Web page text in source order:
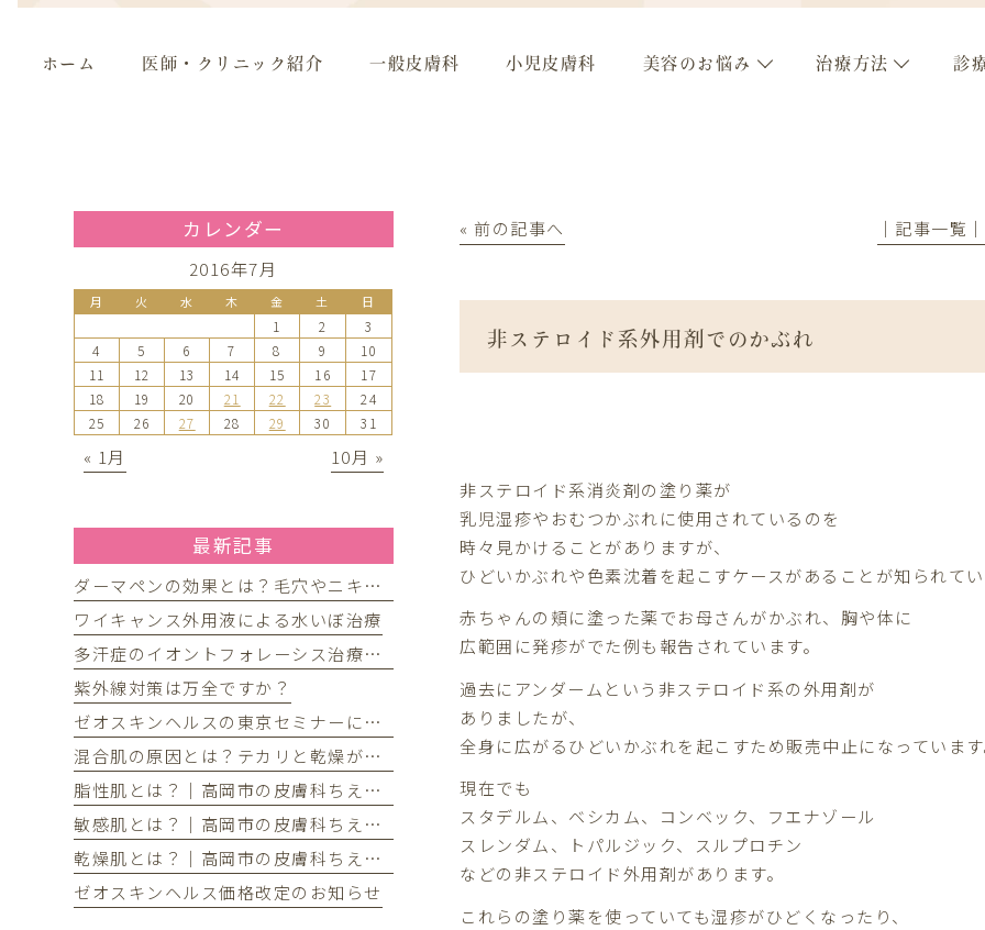
ホーム 医師・クリニック紹介 一般皮膚科 小児皮膚科 美容のお悩み 治療方法 診
« 前の記事へ │記事一覧│
非ステロイド系外用剤でのかぶれ
非ステロイド系消炎剤の塗り薬が
乳児湿疹やおむつかぶれに使用されているのを
時々見かけることがありますが、
ひどいかぶれや色素沈着を起こすケースがあることが知られて
赤ちゃんの頬に塗った薬でお母さんがかぶれ、胸や体に
広範囲に発疹がでた例も報告されています。
過去にアンダームという非ステロイド系の外用剤が
ありましたが、
全身に広がるひどいかぶれを起こすため販売中止になっていま
現在でも
スタデルム、ベシカム、コンベック、フエナゾール
スレンダム、トパルジック、スルプロチン
などの非ステロイド外用剤があります。
これらの塗り薬を使っていても湿疹がひどくなったり、
カレンダー
2016年7月
月 火 水 木 金 土 日
1 2
3
4
5 6 7 8 9
10
11
12 13 14 15 16
17
18
19 20 21 22 23
24
25
26 27 28 29 30 31
« 1月 10月 »
最新記事
ダーマペンの効果とは？毛穴やニキビ跡が気になる方へ
ワイキャンス外用液による水いぼ治療
多汗症のイオントフォレーシス治療を開始しました
紫外線対策は万全ですか？
ゼオスキンヘルスの東京セミナーに参加してきました
混合肌の原因とは？テカリと乾燥が同時に起こる理由とケア方法
脂性肌とは？｜高岡市の皮膚科ちえこクリニック
敏感肌とは？｜高岡市の皮膚科ちえこクリニック
乾燥肌とは？｜高岡市の皮膚科ちえこクリニック
ゼオスキンヘルス価格改定のお知らせ